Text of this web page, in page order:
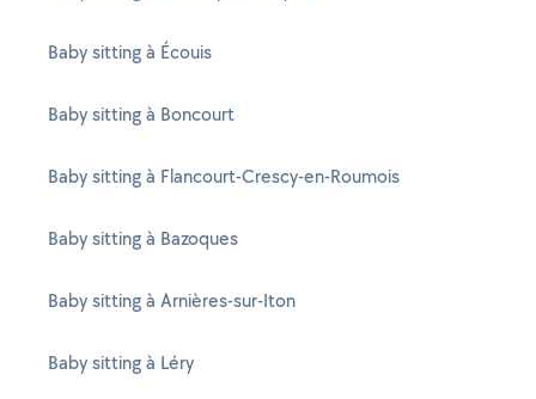
Baby sitting à Écouis
Baby sitting à Boncourt
Baby sitting à Flancourt-Crescy-en-Roumois
Baby sitting à Bazoques
Baby sitting à Arnières-sur-Iton
Baby sitting à Léry